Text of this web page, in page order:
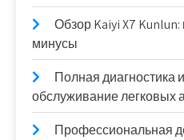
Обзор Kaiyi X7
минусы
Полная диагностика
обслуживание легковых
Профессиональная